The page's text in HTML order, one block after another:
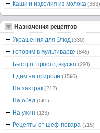
Каши и изделия из молока (363)
Назначения рецептов
Украшения для блюд (330)
Готовим в мультиварке (845)
Быстро, просто, вкусно (293)
Едим на природе (1566)
На завтрак (212)
На обед (561)
На ужин (123)
Рецепты от шеф-повара (215)